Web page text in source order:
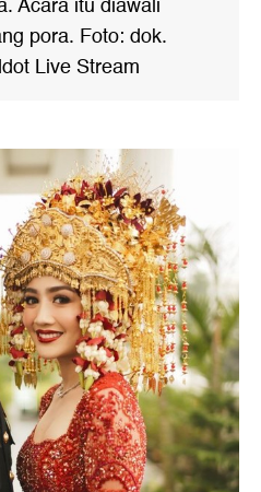
pora. Foto: dok.
Live Stream